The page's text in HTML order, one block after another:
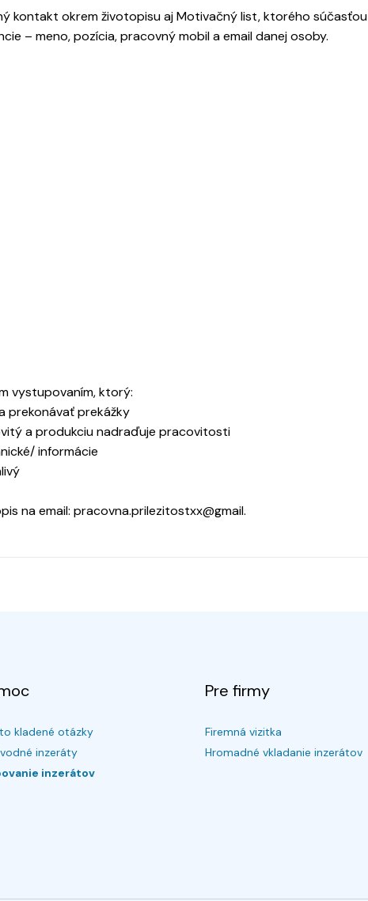
kontakt okrem životopisu aj Motivačný list, ktorého súčasťou
– meno, pozícia, pracovný mobil a email danej osoby.
vystupovaním, ktorý:
prekonávať prekážky
a produkciu nadraďuje pracovitosti
informácie
na email: pracovna.prilezitostxx@gmail.
kladené otázky
inzeráty
inzerátov
Pre firmy
Firemná vizitka
Hromadné vkladanie inzerátov